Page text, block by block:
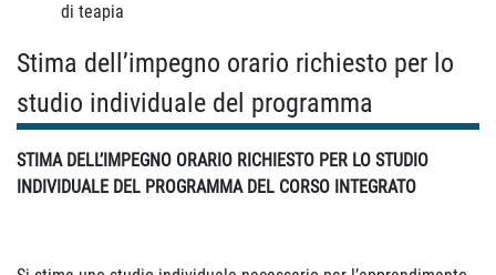
di teapia
Stima dell’impegno orario richiesto per lo
studio individuale del programma
STIMA DELL’IMPEGNO ORARIO RICHIESTO PER LO STUDIO
INDIVIDUALE DEL PROGRAMMA DEL CORSO INTEGRATO